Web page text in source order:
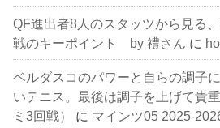
QF進出者8人のスタッツから見る
戦のキーポイント by 禮さん に
ベルダスコのパワーと自らの調子
いテニス。最後は調子を上げて貴
ミ3回戦）
に マインツ05 2025-